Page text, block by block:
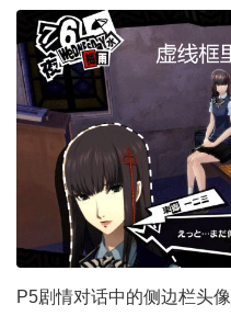
P5剧情对话中的侧边栏头像